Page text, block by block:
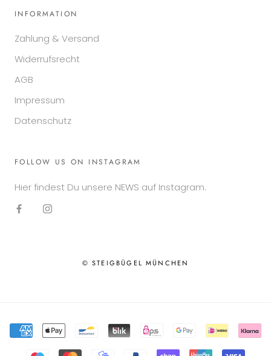
INFORMATION
Zahlung & Versand
Widerrufsrecht
AGB
Impressum
Datenschutz
FOLLOW US ON INSTAGRAM
Hier findest Du unsere NEWS auf Instagram.
© STEIGBÜGEL MÜNCHEN